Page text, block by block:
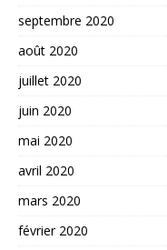
septembre 2020
août 2020
juillet 2020
juin 2020
mai 2020
avril 2020
mars 2020
février 2020